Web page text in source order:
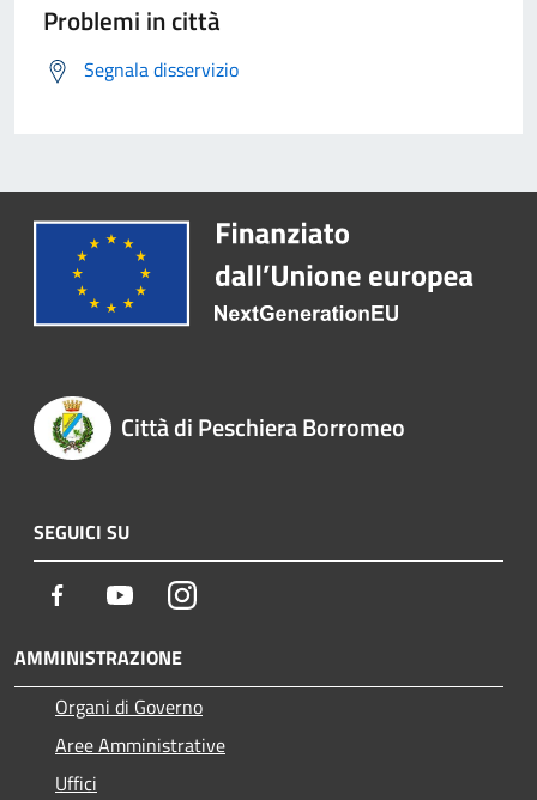
Problemi in città
Segnala disservizio
Città di Peschiera Borromeo
SEGUICI SU
Facebook YoutubeInstagram
AMMINISTRAZIONE
Organi di Governo
Aree Amministrative
Uffici